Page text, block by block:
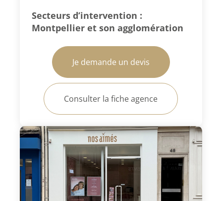
Secteurs d’intervention :
Montpellier et son agglomération
Je demande un devis
Consulter la fiche agence